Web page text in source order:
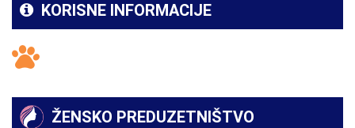
KORISNE INFORMACIJE
ŽENSKO PREDUZETNIŠTVO